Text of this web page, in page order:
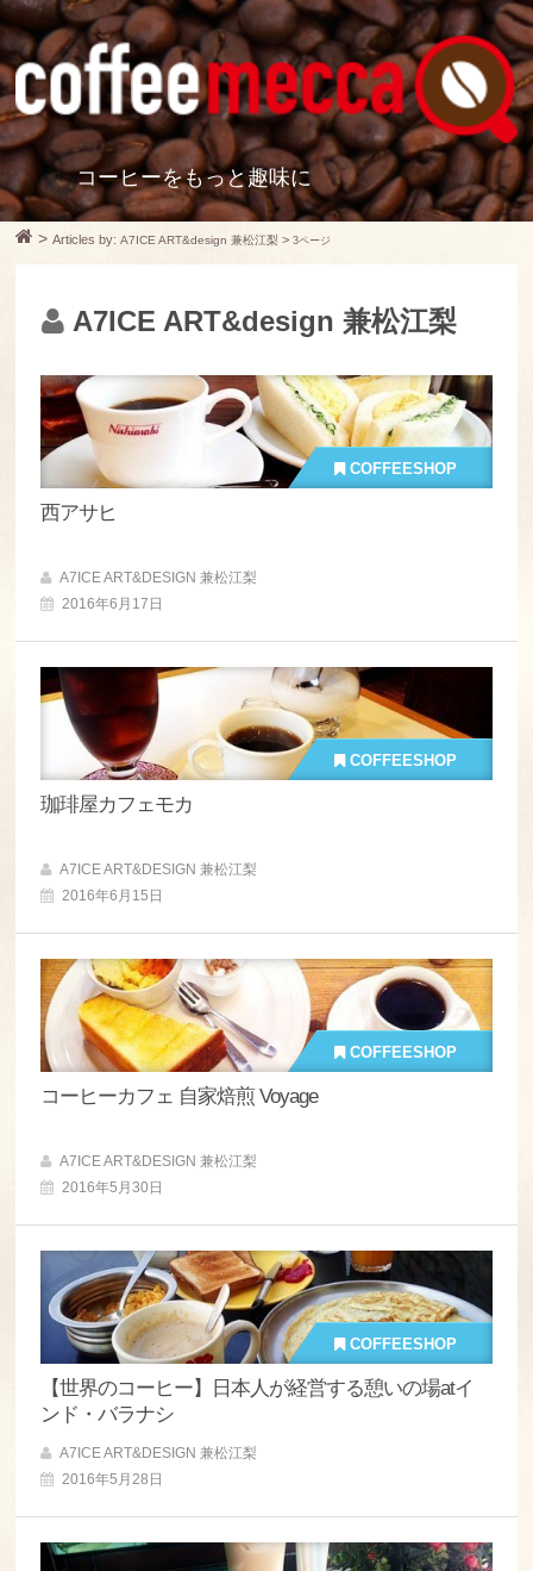
コーヒーをもっと趣味に
>Articles by:A7ICE ART&design 兼松江梨 >3ページ
A7ICE ART&design 兼松江梨
COFFEESHOP
西アサヒ
A7ICE ART&DESIGN 兼松江梨
2016年6月17日
COFFEESHOP
珈琲屋カフェモカ
A7ICE ART&DESIGN 兼松江梨
2016年6月15日
COFFEESHOP
コーヒーカフェ 自家焙煎 Voyage
A7ICE ART&DESIGN 兼松江梨
2016年5月30日
COFFEESHOP
【世界のコーヒー】日本人が経営する憩いの場atイ
ンド・バラナシ
A7ICE ART&DESIGN 兼松江梨
2016年5月28日